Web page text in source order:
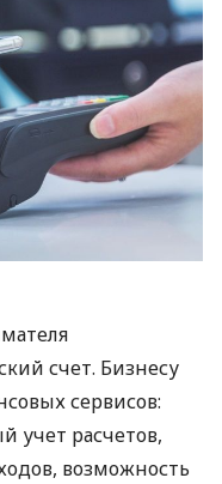
счет. Бизнесу
сервисов:
учет расчетов,
возможность